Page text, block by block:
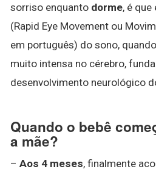
sorriso enquanto dorme, é que
(Rapid Eye Movement ou
em português) do sono,
muito intensa no cérebro,
desenvolvimento neurológico
Quando o bebê
a mãe?
– Aos 4 meses, finalmente